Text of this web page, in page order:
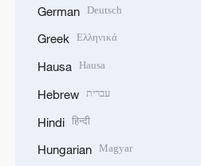
German Deutsch
Greek Ελληνικά
Hausa Hausa
Hebrew עברית
Hindi हिन्दी
Hungarian Magyar